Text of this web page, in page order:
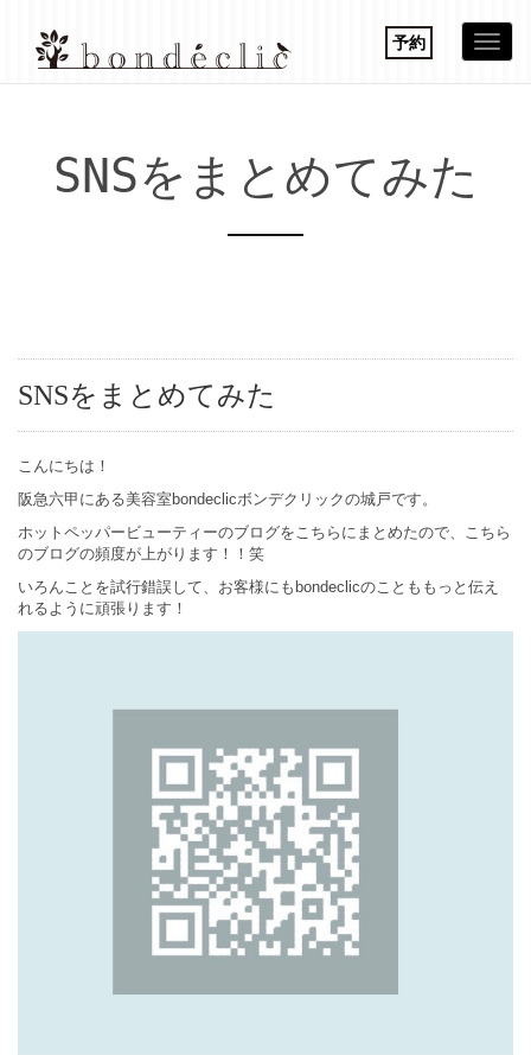
SNSをまとめてみた
予約
SNSをまとめてみた
こんにちは！
阪急六甲にある美容室bondeclicボンデクリックの城戸です。
ホットペッパービューティーのブログをこちらにまとめたので、こちら
のブログの頻度が上がります！！笑
いろんことを試行錯誤して、お客様にもbondeclicのことももっと伝え
れるように頑張ります！